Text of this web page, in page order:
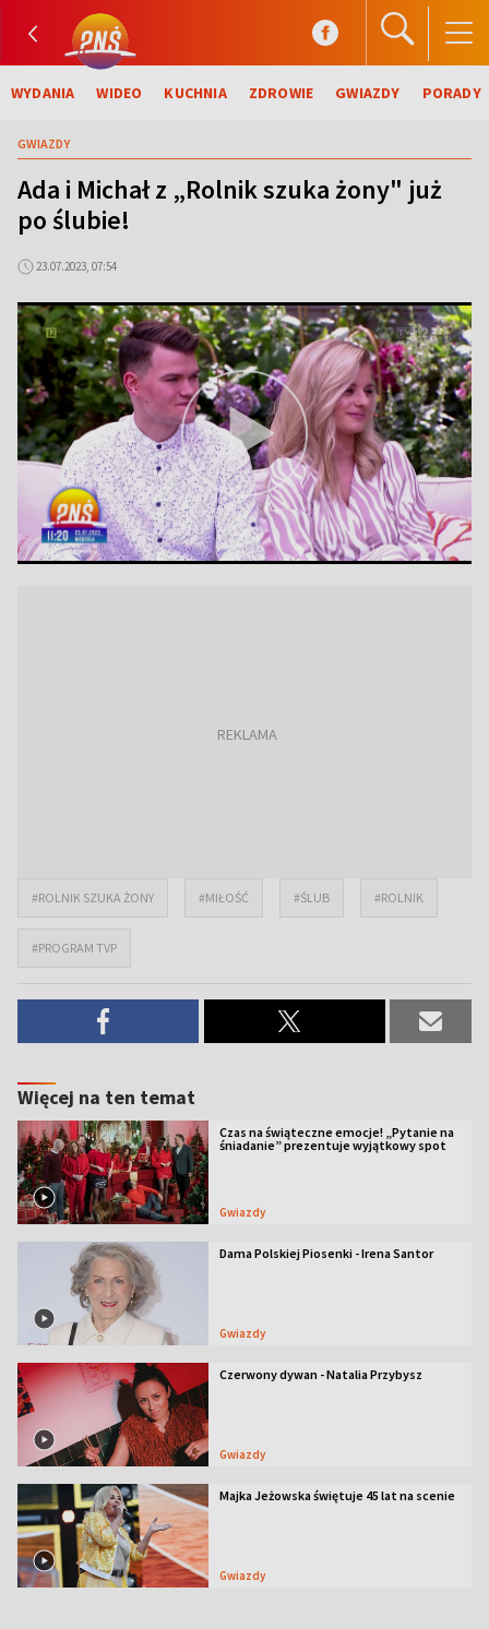
WYDANIA WIDEO KUCHNIA ZDROWIE GWIAZDY PORADY
GWIAZDY
Ada i Michał z „Rolnik szuka żony" już
po ślubie!
23.07.2023, 07:54
#ROLNIK SZUKA ŻONY #MIŁOŚĆ #ŚLUB #ROLNIK
#PROGRAM TVP
Więcej na ten temat
Czas na świąteczne emocje! „Pytanie na
śniadanie” prezentuje wyjątkowy spot
Gwiazdy
Dama Polskiej Piosenki - Irena Santor
Gwiazdy
Czerwony dywan - Natalia Przybysz
Gwiazdy
Majka Jeżowska świętuje 45 lat na scenie
Gwiazdy